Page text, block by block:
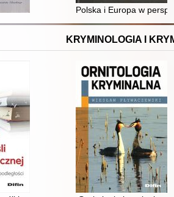
Polska i Europa w
KRYMINOLOGIA I